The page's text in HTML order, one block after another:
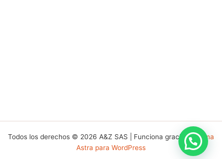
Todos los derechos © 2026 A&Z SAS | Funciona gracias aTema
Astra para WordPress